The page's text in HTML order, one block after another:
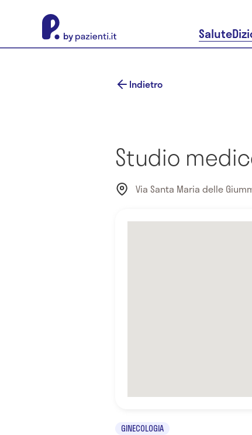
Salute
Indietro
Studio
Via Santa Maria delle
GINECOLOGIA